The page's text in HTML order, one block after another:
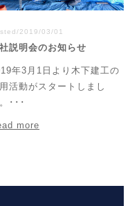
2019/03/01
説明会のお知らせ
年3月1日より木下建工の
活動がスタートしまし
･･･
more